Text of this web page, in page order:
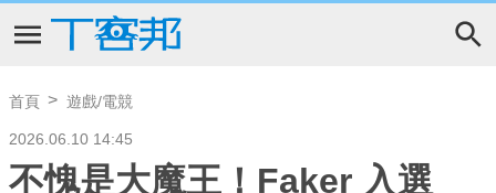
首頁 遊戲/電競
2026.06.10 14:45
不愧是大魔王！Faker 入選